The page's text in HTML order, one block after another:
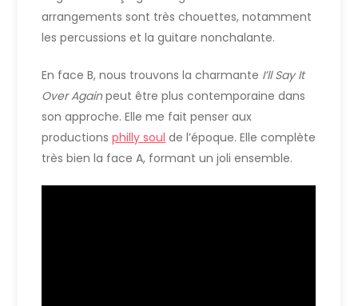
arrangements sont très chouettes, notamment
les percussions et la guitare nonchalante.
En face B, nous trouvons la charmante I’ll Say It
Over Againpeut être plus contemporaine dans
son approche. Elle me fait penser aux
productionsphilly soul de l’époque. Elle complète
très bien la face A, formant un joli ensemble.